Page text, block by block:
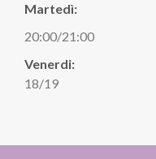
Martedì:
20:00/21:00
Venerdi:
18/19